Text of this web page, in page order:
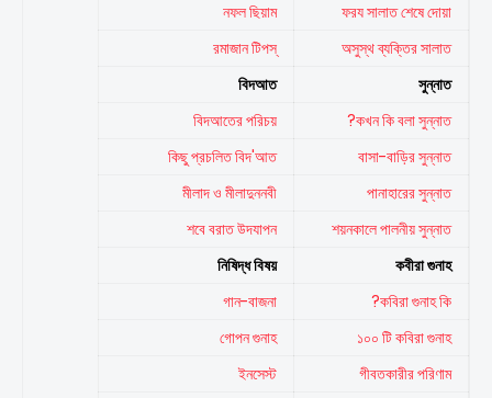
ফরয সালাত শেষে দোয়া
নফল ছিয়াম
অসুস্থ ব্যক্তির সালাত
রমাজান টিপস্
সুন্নাত
বিদআত
কখন কি বলা সুন্নাত?
বিদআতের পরিচয়
বাসা-বাড়ির সুন্নাত
কিছু প্রচলিত বিদ'আত
পানাহারের সুন্নাত
মীলাদ ও মীলাদুননবী
শয়নকালে পালনীয় সুন্নাত
শবে বরাত উদযাপন
কবীরা গুনাহ
নিষিদ্ধ বিষয়
কবিরা গুনাহ কি?
গান-বাজনা
১০০ টি কবিরা গুনাহ
গোপন গুনাহ
গীবতকারীর পরিণাম
ইনসেস্ট